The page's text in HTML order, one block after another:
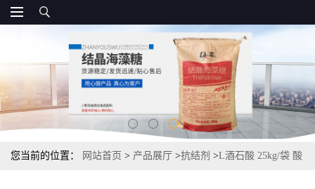
您当前的位置： 网站首页 > 产品展厅 >抗结剂 >L酒石酸 25kg/袋 酸